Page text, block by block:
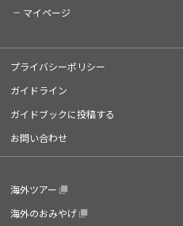
マイページ
プライバシーポリシー
ガイドライン
ガイドブックに投稿する
お問い合わせ
海外ツアー
海外のおみやげ